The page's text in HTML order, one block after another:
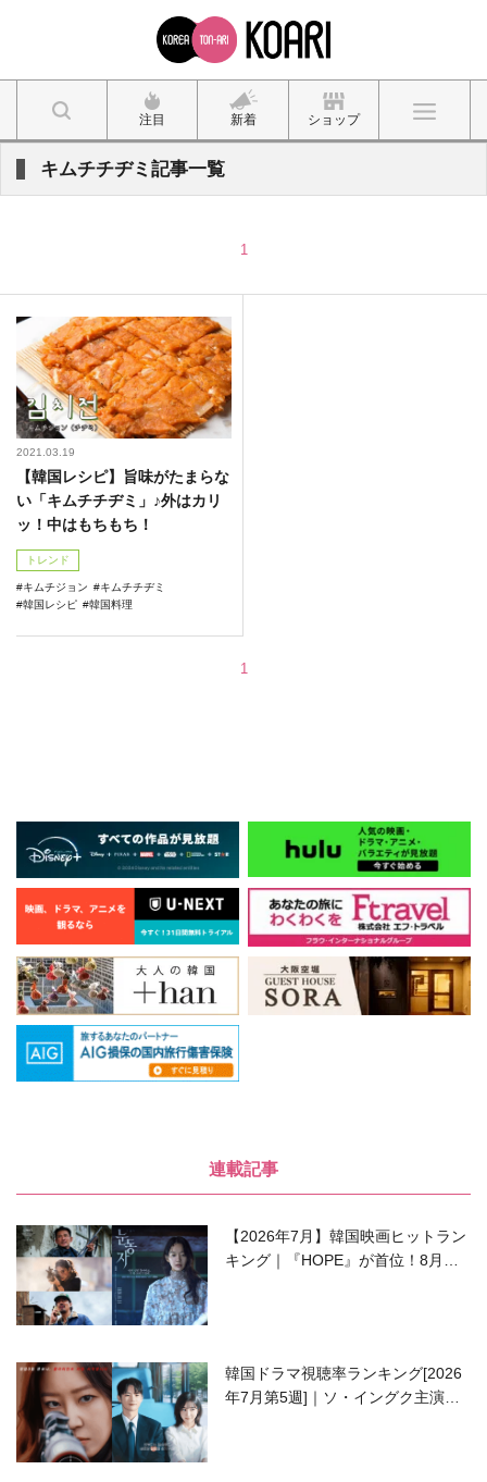
注目 新着 ショップ
キムチチヂミ記事一覧
1
2021.03.19
【韓国レシピ】旨味がたまらな
い「キムチチヂミ」♪外はカリ
ッ！中はもちもち！
トレンド
キムチジョン
キムチチヂミ
韓国レシピ
韓国料理
1
連載記事
【2026年7月】韓国映画ヒットラン
キング｜『HOPE』が首位！8月公
韓国ドラマ視聴率ランキング[2026
年7月第5週]｜ソ・イングク主演の